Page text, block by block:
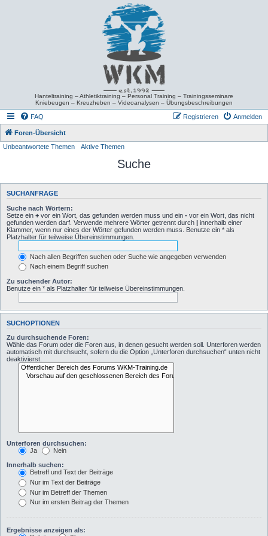
Hanteltraining – Athletiktraining – Personal Training – Trainingsseminare
Kniebeugen – Kreuzheben – Videoanalysen – Übungsbeschreibungen
FAQ Anmelden
Registrieren
Foren-Übersicht
Unbeantwortete Themen
Aktive Themen
Suche
SUCHANFRAGE
Suche nach Wörtern:
Setze ein + vor ein Wort, das gefunden werden muss und ein - vor ein Wort, das nicht
gefunden werden darf. Verwende mehrere Wörter getrennt durch | innerhalb einer
Klammer, wenn nur eines der Wörter gefunden werden muss. Benutze ein * als
Platzhalter für teilweise Übereinstimmungen.
Nach allen Begriffen suchen oder Suche wie angegeben verwenden
Nach einem Begriff suchen
Zu suchender Autor:
Benutze ein * als Platzhalter für teilweise Übereinstimmungen.
SUCHOPTIONEN
Zu durchsuchende Foren:
Wähle das Forum oder die Foren aus, in denen gesucht werden soll. Unterforen werden
automatisch mit durchsucht, sofern du die Option „Unterforen durchsuchen“ unten nicht
deaktivierst.
Unterforen durchsuchen:
Ja
Nein
Innerhalb suchen:
Betreff und Text der Beiträge
Nur im Text der Beiträge
Nur im Betreff der Themen
Nur im ersten Beitrag der Themen
Ergebnisse anzeigen als: